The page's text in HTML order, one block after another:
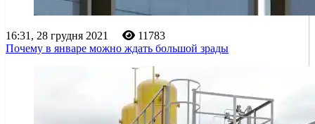
16:31, 28 грудня 2021
11783
Почему в январе можно ждать большой зрады